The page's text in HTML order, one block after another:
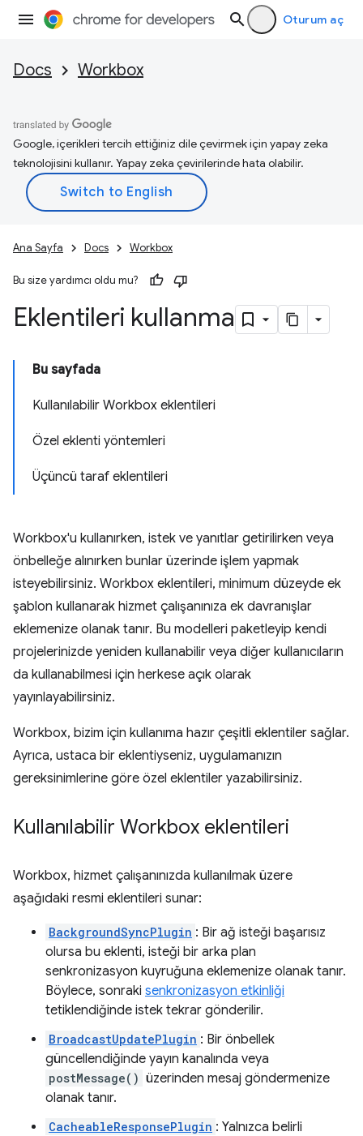
Oturum aç
Docs Workbox
Google, içerikleri tercih ettiğiniz dile çevirmek için yapay zeka
teknolojisini kullanır. Yapay zeka çevirilerinde hata olabilir.
Ana Sayfa Docs Workbox
Bu size yardımcı oldu mu?
Eklentileri kullanma
Bu sayfada
Kullanılabilir Workbox eklentileri
Özel eklenti yöntemleri
Üçüncü taraf eklentileri
Workbox'u kullanırken, istek ve yanıtlar getirilirken veya
önbelleğe alınırken bunlar üzerinde işlem yapmak
isteyebilirsiniz. Workbox eklentileri, minimum düzeyde ek
şablon kullanarak hizmet çalışanınıza ek davranışlar
eklemenize olanak tanır. Bu modelleri paketleyip kendi
projelerinizde yeniden kullanabilir veya diğer kullanıcıların
da kullanabilmesi için herkese açık olarak
yayınlayabilirsiniz.
Workbox, bizim için kullanıma hazır çeşitli eklentiler sağlar.
Ayrıca, ustaca bir eklentiyseniz, uygulamanızın
gereksinimlerine göre özel eklentiler yazabilirsiniz.
Kullanılabilir Workbox eklentileri
Workbox, hizmet çalışanınızda kullanılmak üzere
aşağıdaki resmi eklentileri sunar:
BackgroundSyncPlugin : Bir ağ isteği başarısız
olursa bu eklenti, isteği bir arka plan
senkronizasyon kuyruğuna eklemenize olanak tanır.
Böylece, sonraki senkronizasyon etkinliği
tetiklendiğinde istek tekrar gönderilir.
BroadcastUpdatePlugin : Bir önbellek
güncellendiğinde yayın kanalında veya
postMessage() üzerinden mesaj göndermenize
olanak tanır.
CacheableResponsePlugin : Yalnızca belirli